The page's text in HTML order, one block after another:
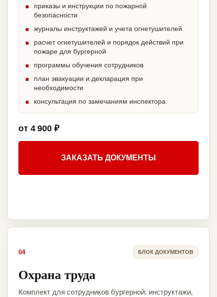
приказы и инструкции по пожарной
безопасности
журналы инструктажей и учета огнетушителей
расчет огнетушителей и порядок действий при
пожаре для бургерной
программы обучения сотрудников
план эвакуации и декларация при
необходимости
консультация по замечаниям инспектора
от 4 900 ₽
ЗАКАЗАТЬ ДОКУМЕНТЫ
04 БЛОК ДОКУМЕНТОВ
Охрана труда
Комплект для сотрудников бургерной: инструктажи,